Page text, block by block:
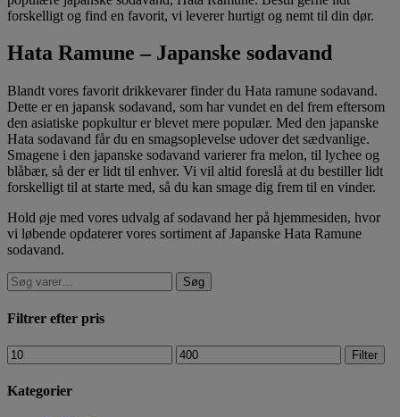
forskelligt og find en favorit, vi leverer hurtigt og nemt til din dør.
Hata Ramune – Japanske sodavand
Blandt vores favorit drikkevarer finder du Hata ramune sodavand.
Dette er en japansk sodavand, som har vundet en del frem eftersom
den asiatiske popkultur er blevet mere populær. Med den japanske
Hata sodavand får du en smagsoplevelse udover det sædvanlige.
Smagene i den japanske sodavand varierer fra melon, til lychee og
blåbær, så der er lidt til enhver. Vi vil altid foreslå at du bestiller lidt
forskelligt til at starte med, så du kan smage dig frem til en vinder.
Hold øje med vores udvalg af sodavand her på hjemmesiden, hvor
vi løbende opdaterer vores sortiment af Japanske Hata Ramune
sodavand.
Søg
Filtrer efter pris
Filter
Kategorier